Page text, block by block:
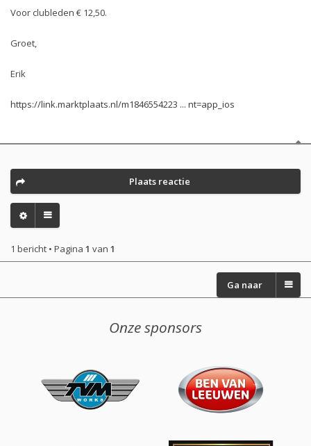
Voor clubleden € 12,50.
Groet,
Erik
https://link.marktplaats.nl/m1846554223 ... nt=app_ios
Plaats reactie
1 bericht • Pagina 1 van 1
Ga naar
Onze sponsors